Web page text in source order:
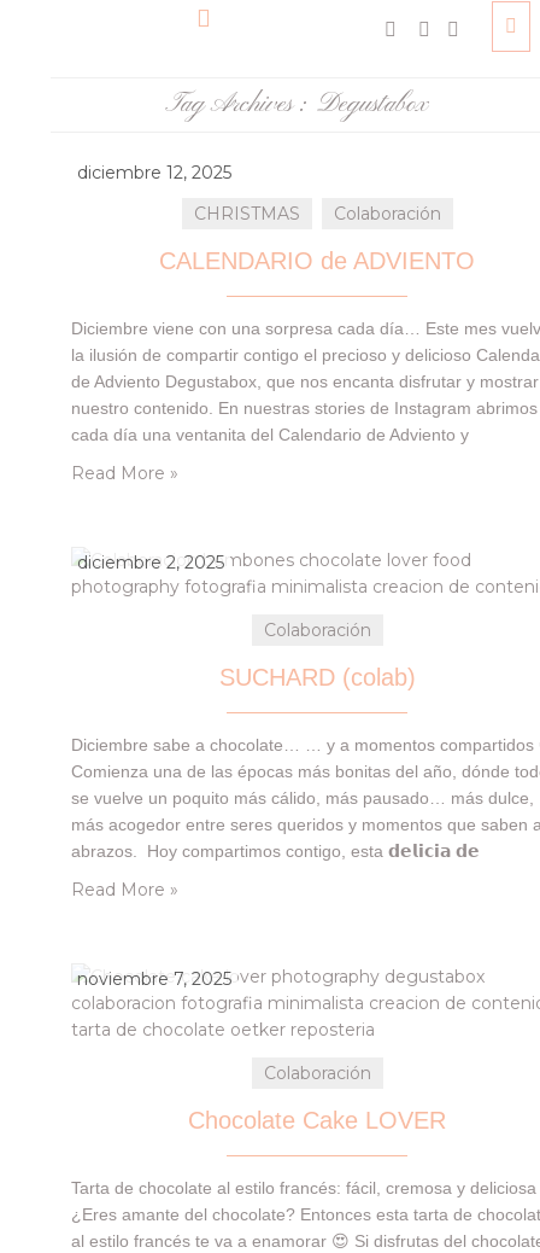
Tag Archives : Degustabox
diciembre 12, 2025
CHRISTMAS
Colaboración
CALENDARIO de ADVIENTO
Diciembre viene con una sorpresa cada día… Este mes
la ilusión de compartir contigo el precioso y delicioso
de Adviento Degustabox, que nos encanta disfrutar y
nuestro contenido. En nuestras stories de Instagram abrimos
cada día una ventanita del Calendario de Adviento y
Read More »
diciembre 2, 2025
Colaboración
SUCHARD (colab)
Diciembre sabe a chocolate… … y a momentos compartidos
Comienza una de las épocas más bonitas del año, dónde
se vuelve un poquito más cálido, más pausado… más dulce,
más acogedor entre seres queridos y momentos que saben
abrazos. Hoy compartimos contigo, esta 𝗱𝗲𝗹𝗶𝗰𝗶𝗮 𝗱𝗲
Read More »
noviembre 7, 2025
Colaboración
Chocolate Cake LOVER
Tarta de chocolate al estilo francés: fácil, cremosa y deliciosa
¿Eres amante del chocolate? Entonces esta tarta de
al estilo francés te va a enamorar 😍 Si disfrutas del